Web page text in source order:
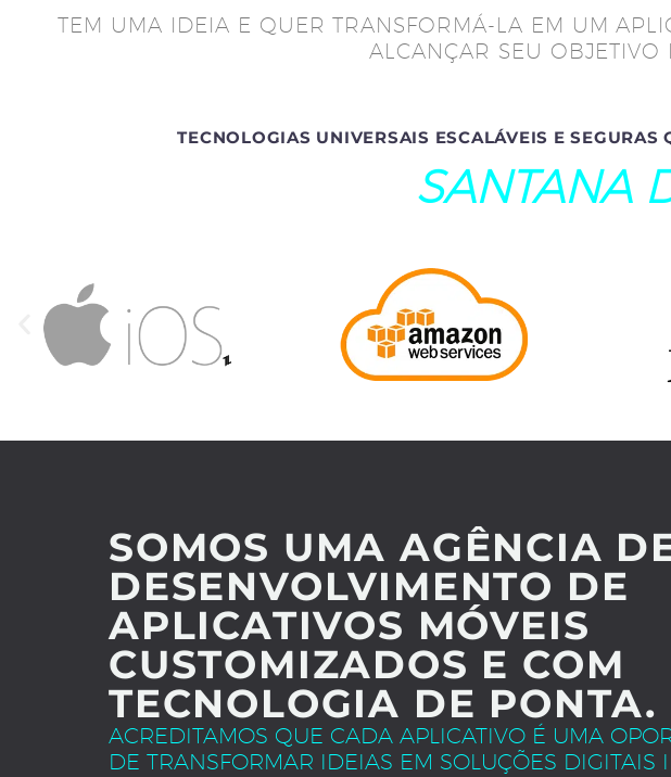
TEM UMA IDEIA E QUER TRANSFORMÁ-LA EM UM
ALCANÇAR SEU OBJETIVO
TECNOLOGIAS UNIVERSAIS ESCALÁVEIS E
SANTANA
SOMOS UMA AGÊNCIA
DESENVOLVIMENTO DE
APLICATIVOS MÓVEIS
CUSTOMIZADOS E COM
TECNOLOGIA DE PONTA.
ACREDITAMOS QUE CADA APLICATIVO É UMA
DE TRANSFORMAR IDEIAS EM SOLUÇÕES DIGITAIS